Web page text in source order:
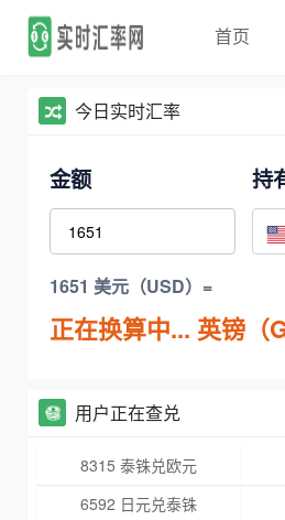
首页
今日实时汇率
金额 持
1651 美元（USD）=
正在换算中... 英镑（
用户正在查兑
8315 泰铢兑欧元
6592 日元兑泰铢